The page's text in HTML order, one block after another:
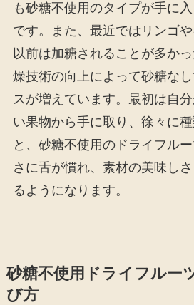
も砂糖不使用のタイプが手に
です。また、最近ではリンゴや
以前は加糖されることが多か
燥技術の向上によって砂糖な
スが増えています。最初は自
い果物から手に取り、徐々に
と、砂糖不使用のドライフル
さに舌が慣れ、素材の美味し
るようになります。
砂糖不使用ドライフルー
び方